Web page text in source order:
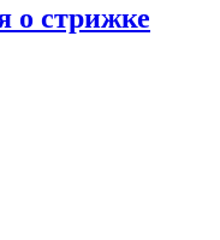
о стрижке